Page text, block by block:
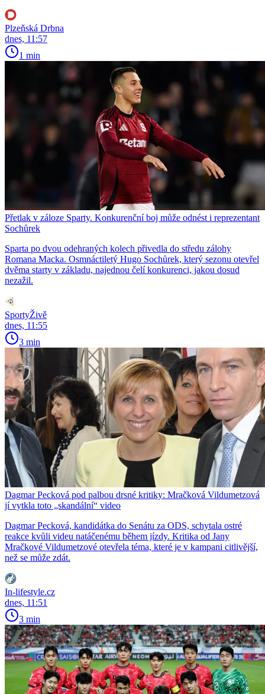
Plzeňská Drbna
dnes, 11:57
1 min
Přetlak v záloze Sparty. Konkurenční boj může odnést i reprezentant
Sochůrek
Sparta po dvou odehraných kolech přivedla do středu zálohy
Romana Macka. Osmnáctiletý Hugo Sochůrek, který sezonu otevřel
dvěma starty v základu, najednou čelí konkurenci, jakou dosud
nezažil.
SportyŽivě
dnes, 11:55
3 min
Dagmar Pecková pod palbou drsné kritiky: Mračková Vildumetzová
jí vytkla toto „skandální“ video
Dagmar Pecková, kandidátka do Senátu za ODS, schytala ostré
reakce kvůli videu natáčenému během jízdy. Kritika od Jany
Mračkové Vildumetzové otevřela téma, které je v kampani citlivější,
než se může zdát.
In-lifestyle.cz
dnes, 11:51
3 min